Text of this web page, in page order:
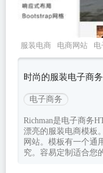
服装电商 电商网站 电
Richman
时尚的服装电子商
电子商务
Richman是电子商务
漂亮的服装电商模板
网站。模板有一个通
究。容易定制适合您